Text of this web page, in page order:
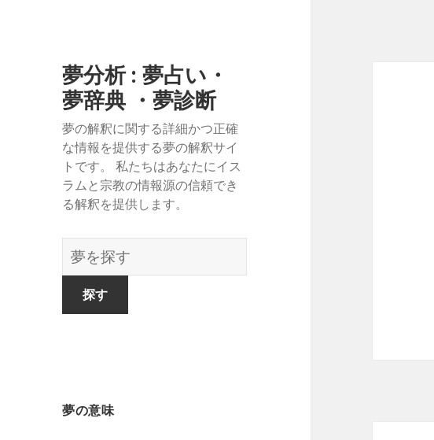
夢分析 : 夢占い・
夢辞典 ・夢診断
夢の解釈に関する詳細かつ正確
な情報を提供する夢の解釈サイ
トです。 私たちはあなたにイス
ラムと宗教の情報源の信頼でき
る解釈を提供します。
夢
の
夢の意味